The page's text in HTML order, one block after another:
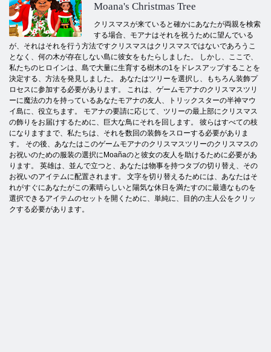
Moana's Christmas Tree
クリスマスが来ていると確かにあなたが両親を検索
する場合、モアナはそれを祝うために望んでいる
が、それはそれを行う方法ですクリスマスはクリスマスではないであろうこ
となく、何の木が存在しない島に彼女をもたらしました。 しかし、ここで、
私たちのヒロインは、島で大量に生育する樹木の1をドレスアップすることを
決定する、方法を発見しました。 あなたはツリーを選択し、もちろん装飾プ
ロセスに参加する必要があります。 これは、ゲームモアナのクリスマスツリ
ーに魔法の力を持っているあなたモアナの友人、トリックスターの半神マウ
イ島に、役立ちます。 モアナの要請に応じて、ツリーの最上部にクリスマス
の飾りをお届けするために、巨大な鳥にそれを回します。 彼らはすべての枝
になりますまで、私たちは、それを数回の装飾をスローする必要がありま
す。 その後、あなたはこのゲームモアナのクリスマスツリーのクリスマスの
お祝いのための服装の選択にMoañaのと彼女の友人を助けるために必要があ
ります。 英雄は、並んで立つと、あなたは物事を持つタブの切り替え、その
お祝いのアイテムに配置されます。 文字を切り替えるためには、あなたはそ
れがすぐにあなたがこの素晴らしいと陽気な休日を満たすのに最適なものを
選択できるアイテムのセットを開くために、単純に、目的の主人公をクリッ
クする必要があります。